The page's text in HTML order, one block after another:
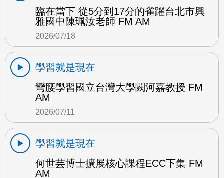
臨在當下 從5分到17分的雀躍台北市興
雅國中陳珮汝老師 FM AM
2026/07/18
學習就是現在
彎腰學習國立台灣大學闕河嘉教授 FM
AM
2026/07/11
學習就是現在
何世芸博士擴展核心課程ECC下集 FM
AM